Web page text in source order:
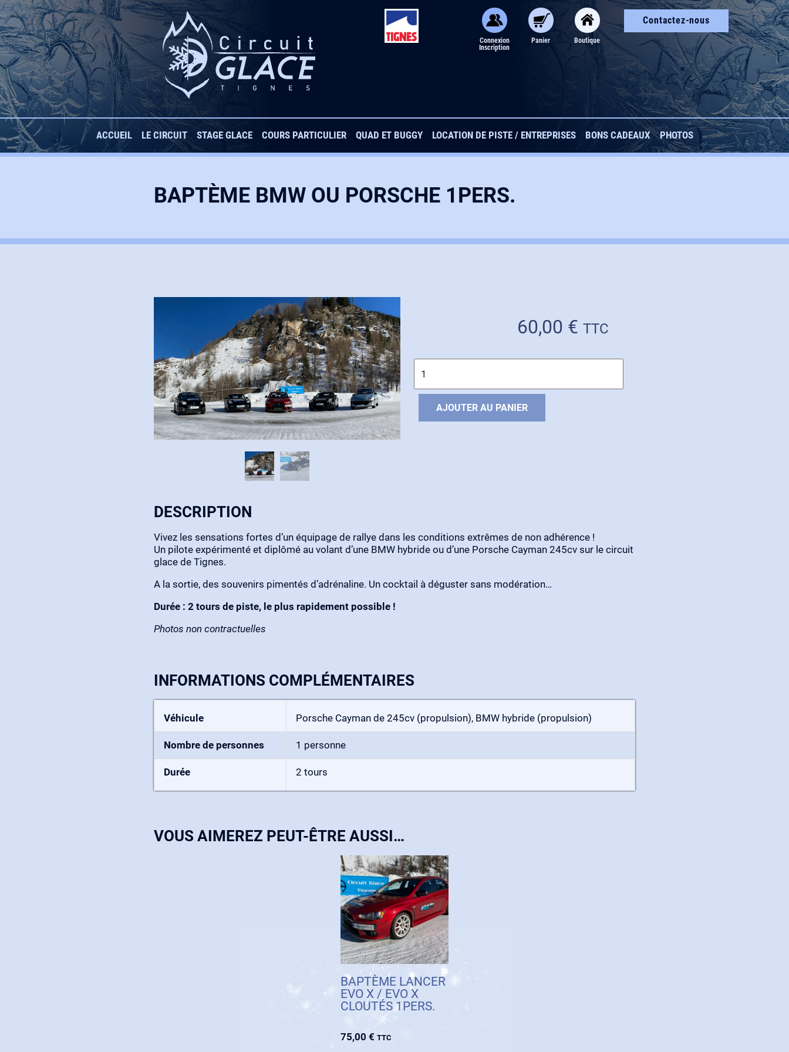
Aller
au
contenu
Connexion
Inscription
Panier Boutique
Contactez-nous
ACCUEIL LE CIRCUIT STAGE GLACE
STAGES GROUPE
COURS PARTICULIER
SÉRIES 10 TOURS
BAPTÊME GLACE
QUAD ET BUGGY LOCATION DE PISTE / ENTREPRISES BONS CADEAUX PHOTOS
BAPTÈME BMW OU PORSCHE 1PERS.
60,00 € TTC
AJOUTER AU PANIER
DESCRIPTION
Vivez les sensations fortes d’un équipage de rallye dans les conditions extrêmes de non adhérence !
Un pilote expérimenté et diplômé au volant d’une BMW hybride ou d’une Porsche Cayman 245cv sur le circuit
glace de Tignes.
A la sortie, des souvenirs pimentés d’adrénaline. Un cocktail à déguster sans modération…
Durée : 2 tours de piste, le plus rapidement possible !
Photos non contractuelles
INFORMATIONS COMPLÉMENTAIRES
Véhicule Porsche Cayman de 245cv (propulsion), BMW hybride (propulsion)
Nombre de personnes 1 personne
Durée 2 tours
VOUS AIMEREZ PEUT-ÊTRE AUSSI…
BAPTÈME LANCER
EVO X / EVO X
CLOUTÉS 1PERS.
75,00 € TTC